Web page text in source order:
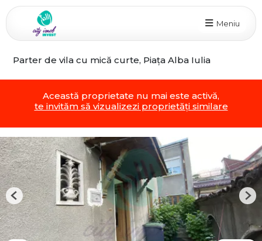
Meniu
Parter de vila cu mică curte, Piața Alba Iulia
Această proprietate nu mai este activă,
te invităm să vizualizezi proprietăți similare
Previous